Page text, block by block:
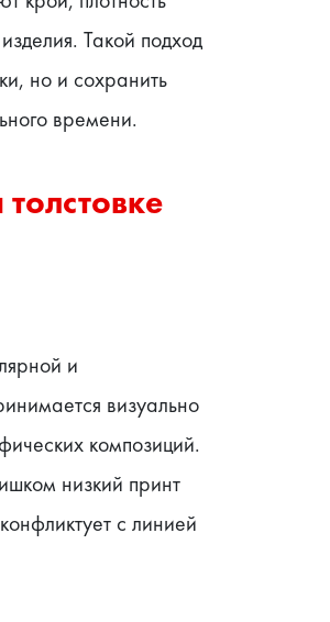
Такой подход
но и сохранить
времени.
и
визуально
композиций.
низкий принт
с линией